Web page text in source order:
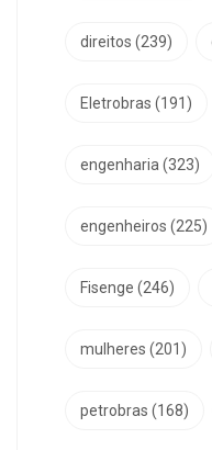
direitos (239)
Eletrobras (191)
engenharia(323)
engenheiros (225)
Fisenge (246)
mulheres (201)
petrobras (168)